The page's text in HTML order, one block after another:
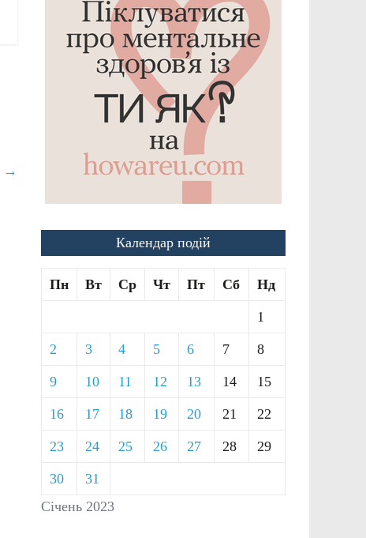
→
Календар подій
Січень 2023
Пн Вт Ср Чт Пт Сб Нд
1
2 3 4 5 6 7 8
9 10 11 12 13 14 15
16 17 18 19 20 21 22
23 24 25 26 27 28 29
30 31